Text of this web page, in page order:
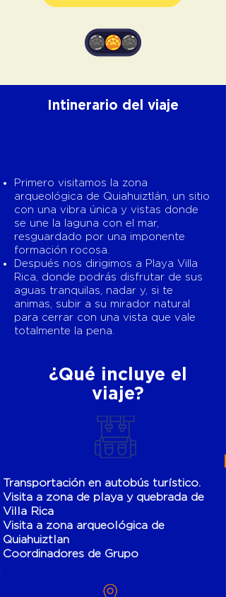
Intinerario del viaje
Primero visitamos la zona
arqueológica de Quiahuiztlán, un sitio
con una vibra única y vistas donde
se une la laguna con el mar,
resguardado por una imponente
formación rocosa.
Después nos dirigimos a Playa Villa
Rica, donde podrás disfrutar de sus
aguas tranquilas, nadar y, si te
animas, subir a su mirador natural
para cerrar con una vista que vale
totalmente la pena.
¿Qué incluye el
viaje?
Transportación en autobús turístico.
Visita a zona de playa y quebrada de
Villa Rica
Visita a zona arqueológica de
Quiahuiztlan
Coordinadores de Grupo